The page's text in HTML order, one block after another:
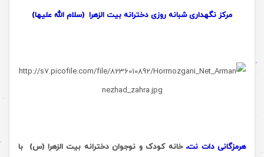
مرکز نگهداری شبانه روزی دخترانه بیت الزهرا (سلام الله علیها)
هرمزگانی دات نت، خانه کودک و نوجوان دخترانه بیت الزهرا )س( با